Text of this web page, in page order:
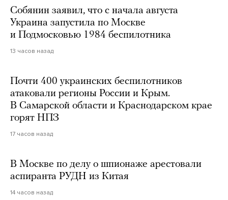
Собянин заявил, что с начала августа
Украина запустила по Москве
и Подмосковью 1984 беспилотника
13 часов назад
Почти 400 украинских беспилотников
атаковали регионы России и Крым.
В Самарской области и Краснодарском крае
горят НПЗ
17 часов назад
В Москве по делу о шпионаже арестовали
аспиранта РУДН из Китая
14 часов назад